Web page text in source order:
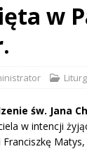
w
św. Jana
w intencji